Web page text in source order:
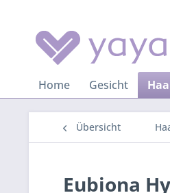
Home Gesicht
Übersicht
Eubiona